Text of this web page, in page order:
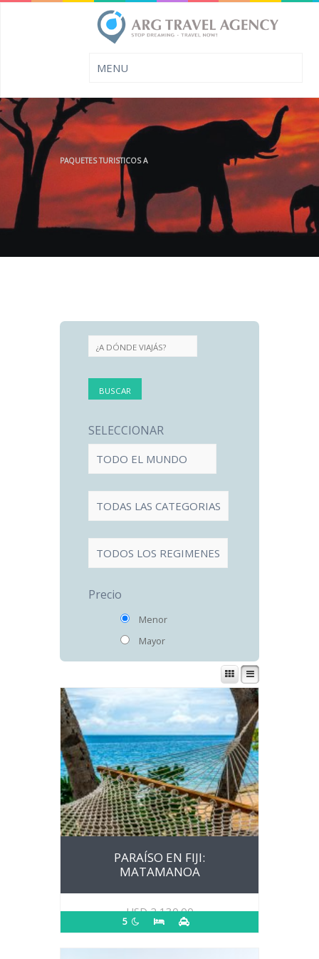
PAQUETES TURISTICOS A
SELECCIONAR
Precio
Menor
Mayor
5
PARAÍSO EN FIJI:
MATAMANOA
USD2,130.00